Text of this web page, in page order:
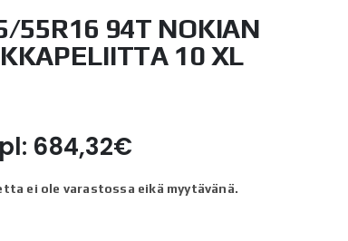
55R16 94T NOKIAN
10 XL
684,32€
ei ole varastossa eikä myytävänä.